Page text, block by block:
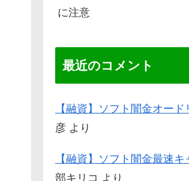
に注意
最近のコメント
【融資】ソフト闇金オード
彦 より
【融資】ソフト闇金最速キ
部キリコ より